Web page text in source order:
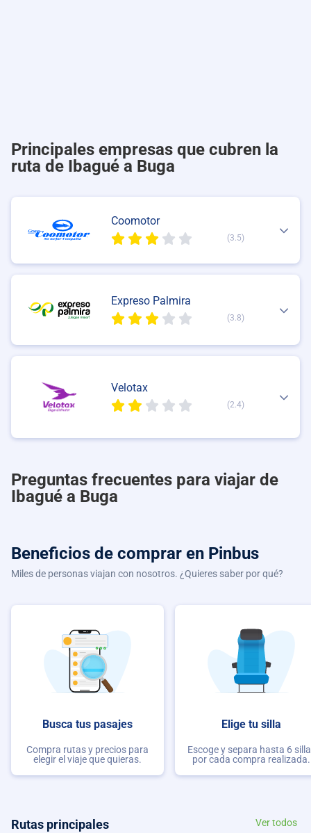
Principales empresas que cubren la
ruta de Ibagué a Buga
Coomotor
(3.5)
Expreso Palmira
(3.8)
Velotax
(2.4)
Preguntas frecuentes para viajar de
Ibagué a Buga
Beneficios de comprar en Pinbus
Miles de personas viajan con nosotros. ¿Quieres saber por qué?
Busca tus pasajes
Compra rutas y precios para
elegir el viaje que quieras.
Elige tu silla
Escoge y separa hasta 6
por cada compra realizada.
Rutas principales Ver todos